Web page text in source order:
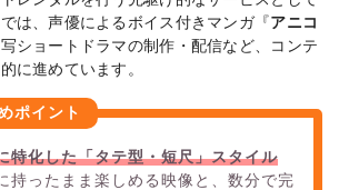
は、声優によるボイス付きマンガ『 アニコ
ショートドラマの制作・配信など、コンテ
に進めています。
ポイント
特化した「タテ型・短尺」スタイル
持ったまま楽しめる映像と、数分で完